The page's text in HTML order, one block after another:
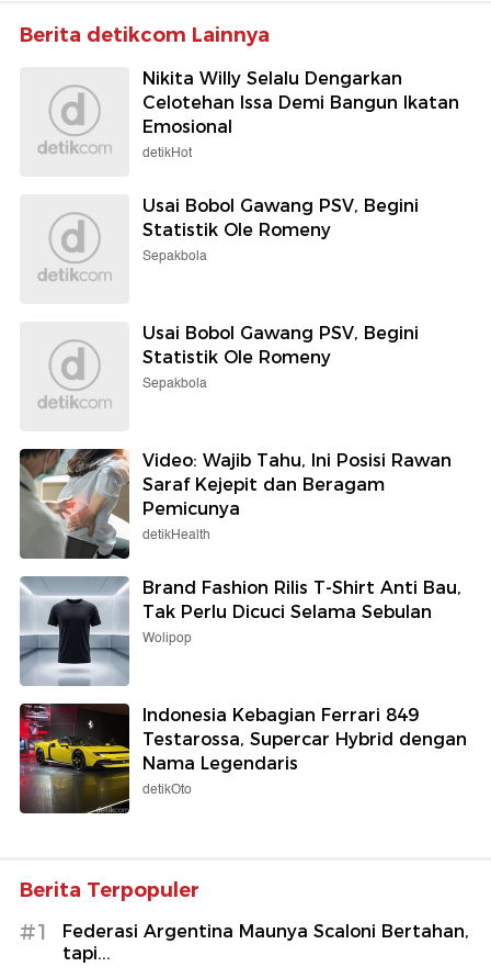
Berita detikcom Lainnya
Nikita Willy Selalu Dengarkan
Celotehan Issa Demi Bangun Ikatan
Emosional
detikHot
Usai Bobol Gawang PSV, Begini
Statistik Ole Romeny
Sepakbola
Usai Bobol Gawang PSV, Begini
Statistik Ole Romeny
Sepakbola
Video: Wajib Tahu, Ini Posisi Rawan
Saraf Kejepit dan Beragam
Pemicunya
detikHealth
Brand Fashion Rilis T-Shirt Anti Bau,
Tak Perlu Dicuci Selama Sebulan
Wolipop
Indonesia Kebagian Ferrari 849
Testarossa, Supercar Hybrid dengan
Nama Legendaris
detikOto
Berita Terpopuler
#1
Federasi Argentina Maunya Scaloni Bertahan,
tapi...